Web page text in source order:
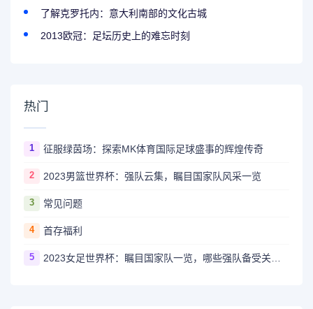
了解克罗托内：意大利南部的文化古城
2013欧冠：足坛历史上的难忘时刻
热门
1 征服绿茵场：探索MK体育国际足球盛事的辉煌传奇
2 2023男篮世界杯：强队云集，瞩目国家队风采一览
3 常见问题
4 首存福利
5 2023女足世界杯：瞩目国家队一览，哪些强队备受关注？